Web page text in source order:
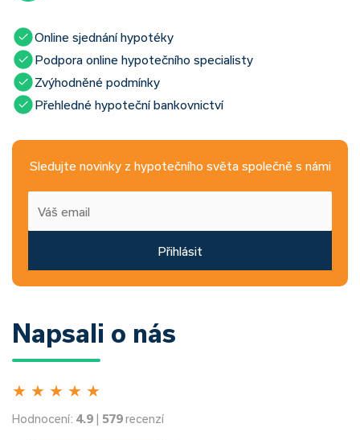
Online sjednání hypotéky
Podpora online hypotečního specialisty
Zvýhodněné podmínky
Přehledné hypoteční bankovnictví
Sledujte novinky z hypotečního světa společně s námi
Přihlásit
Napsali o nás
★ ★ ★ ★ ★
Hodnocení: 4.9 | 579recenzí